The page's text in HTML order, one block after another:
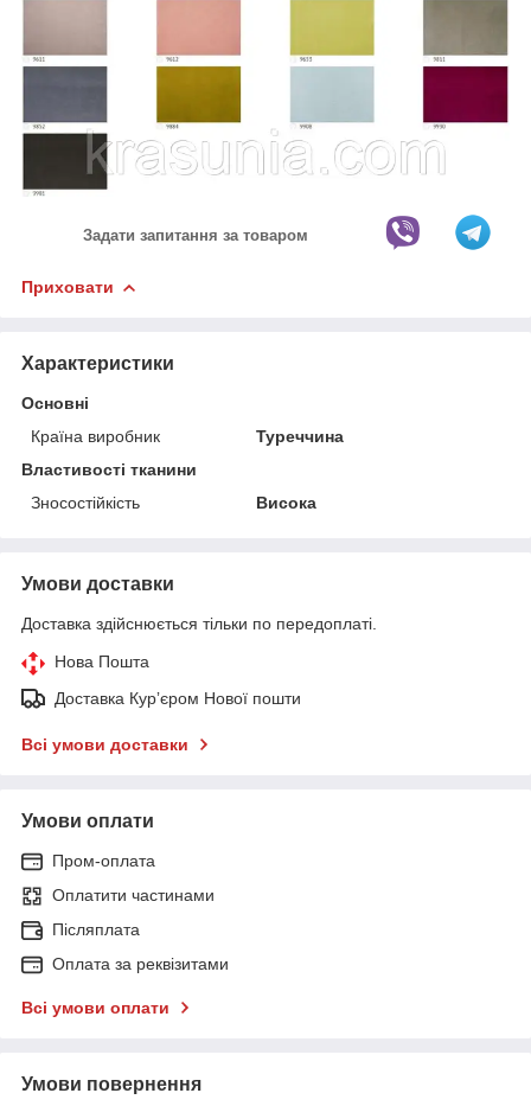
Задати запитання за товаром
Приховати
Характеристики
Основні
Країна виробник
Туреччина
Властивості тканини
Зносостійкість
Висока
Умови доставки
Доставка здійснюється тільки по передоплаті.
Нова Пошта
Доставка Курʼєром Нової пошти
Всі умови доставки
Умови оплати
Пром-оплата
Оплатити частинами
Післяплата
Оплата за реквізитами
Всі умови оплати
Умови повернення